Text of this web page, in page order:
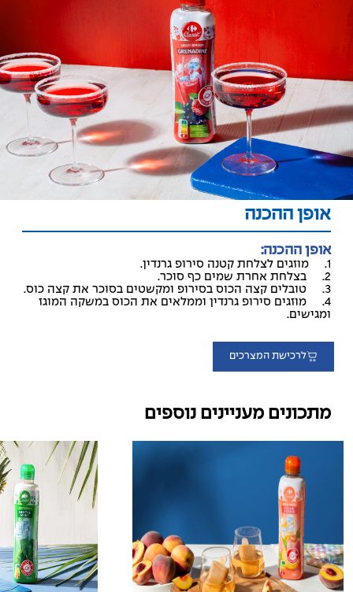
אופן ההכנה
אופן ההכנה:
1. מוזגים לצלחת קטנה סירופ גרנדין.
2. בצלחת אחרת שמים כף סוכר.
3. טובלים קצה הכוס בסירופ ומקשטים בסוכר את קצה כוס.
4. מוזגים סירופ גרנדין וממלאים את הכוס במשקה המוגז
ומגישים.
לרכישת המצרכים
מתכונים מעניינים נוספים